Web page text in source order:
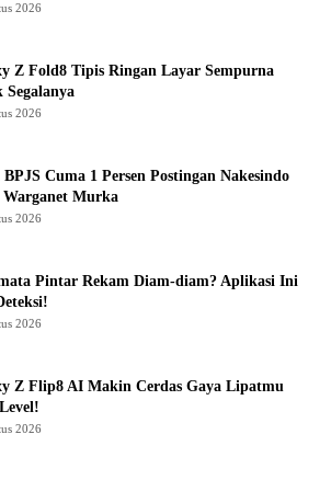
2026
Z Fold8 Tipis Ringan Layar Sempurna
Segalanya
2026
Cuma 1 Persen Postingan Nakesindo
Murka
2026
Pintar Rekam Diam-diam? Aplikasi Ini
2026
Z Flip8 AI Makin Cerdas Gaya Lipatmu
2026